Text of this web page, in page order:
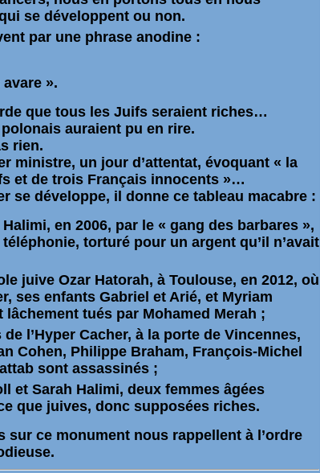
se développent ou non.
par une phrase anodine :
».
que tous les Juifs seraient riches…
polonais auraient pu en rire.
rien.
ministre, un jour d’attentat, évoquant « la
et de trois Français innocents »…
se développe, il donne ce tableau macabre :
Halimi, en 2006, par le « gang des barbares »,
torturé pour un argent qu’il n’avait
juive Ozar Hatorah, à Toulouse, en 2012, où
ses enfants Gabriel et Arié, et Myriam
lâchement tués par Mohamed Merah ;
l’Hyper Cacher, à la porte de Vincennes,
Cohen, Philippe Braham, François-Michel
sont assassinés ;
et Sarah Halimi, deux femmes âgées
que juives, donc supposées riches.
sur ce monument nous rappellent à l’ordre